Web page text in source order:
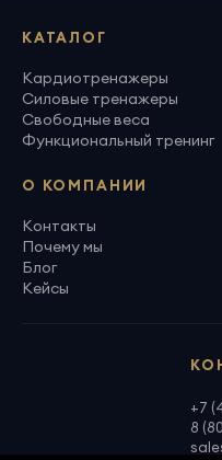
КАТАЛОГ
Кардиотренажеры
Силовые тренажеры
Свободные веса
Функциональный тренинг
О КОМПАНИИ
Контакты
Почему мы
Блог
Кейсы
+7
8